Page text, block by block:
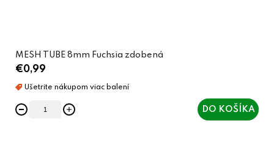
MESH TUBE 8mm Fuchsia zdobená
€0,99
DO KOŠÍKA